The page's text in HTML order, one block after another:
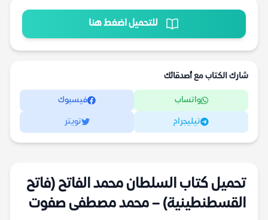
للتحميل اضغط هنا
شارك الكتاب مع أصدقائك
واتساب فيسبوك
تيليجرام تويتر
تحميل كتاب السلطان محمد الفاتح (فاتح
القسطنطينية) – محمد مصطفى صفوت